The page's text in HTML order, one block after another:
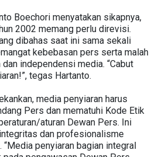
Boechori menyatakan sikapnya,
2002 memang perlu direvisi.
dibahas saat ini sama sekali
kebebasan pers serta malah
independensi media. “Cabut
tegas Hartanto.
media penyiaran harus
Pers dan mematuhi Kode Etik
aturan Dewan Pers. Ini
dan profesionalisme
penyiaran bagian integral